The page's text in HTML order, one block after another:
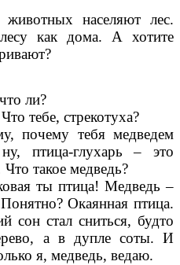
населяют лес.
как дома. А хотите
ли?
тебе, стрекотуха?
почему тебя медведем
птица-глухарь – это
такое медведь?
ты птица! Медведь –
Окаянная птица.
сон стал сниться, будто
а в дупле соты. И
я, медведь, ведаю.